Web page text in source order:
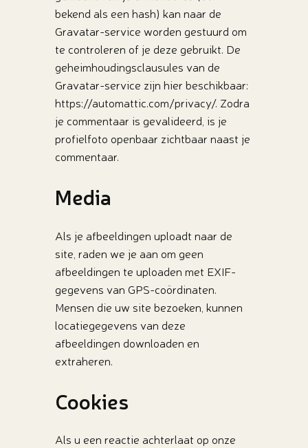
bekend als een hash) kan naar de
Gravatar-service worden gestuurd om
te controleren of je deze gebruikt. De
geheimhoudingsclausules van de
Gravatar-service zijn hier beschikbaar:
https://automattic.com/privacy/. Zodra
je commentaar is gevalideerd, is je
profielfoto openbaar zichtbaar naast je
commentaar.
Media
Als je afbeeldingen uploadt naar de
site, raden we je aan om geen
afbeeldingen te uploaden met EXIF-
gegevens van GPS-coördinaten.
Mensen die uw site bezoeken, kunnen
locatiegegevens van deze
afbeeldingen downloaden en
extraheren.
Cookies
Als u een reactie achterlaat op onze